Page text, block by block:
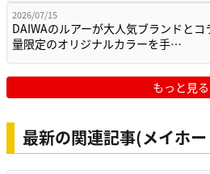
2026/07/15
DAIWAのルアーが大人気ブランドとコ
量限定のオリジナルカラーを手…
もっと見る
最新の関連記事(メイホ